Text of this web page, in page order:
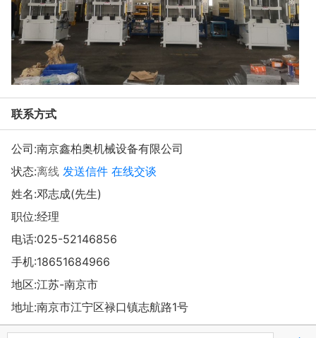
联系方式
公司:南京鑫柏奥机械设备有限公司
状态:离线 发送信件 在线交谈
姓名:邓志成(先生)
职位:经理
电话:025-52146856
手机:18651684966
地区:江苏-南京市
地址:南京市江宁区禄口镇志航路1号